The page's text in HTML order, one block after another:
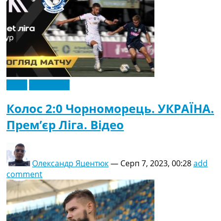
Колос 2:0 Чорноморець. УКРАЇНА.
Прем’єр Ліга. Відео
Олександр Яцентюк— Серп 7, 2023, 00:28add
comment